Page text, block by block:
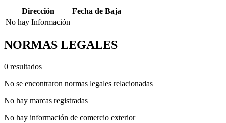
Dirección
Fecha de Baja
No hay Información
NORMAS LEGALES
0 resultados
No se encontraron normas legales relacionadas
No hay marcas registradas
No hay información de comercio exterior